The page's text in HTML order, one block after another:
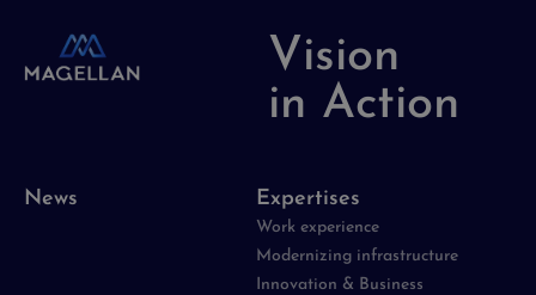
Vision
in Action
News Expertises
Work experience
Modernizing infrastructure
Innovation & Business